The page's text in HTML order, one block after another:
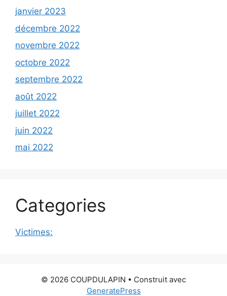
janvier 2023
décembre 2022
novembre 2022
octobre 2022
septembre 2022
août 2022
juillet 2022
juin 2022
mai 2022
Categories
Victimes:
© 2026 COUPDULAPIN • Construit avec
GeneratePress